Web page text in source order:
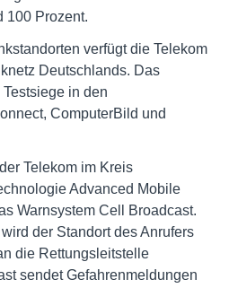
100 Prozent.
verfügt die Telekom
Deutschlands. Das
in den
ComputerBild und
Telekom im Kreis
Advanced Mobile
Warnsystem Cell Broadcast.
der Standort des Anrufers
die Rettungsleitstelle
sendet Gefahrenmeldungen